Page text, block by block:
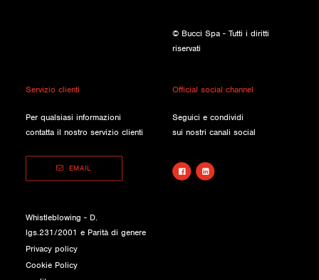
© Bucci Spa - Tutti i diritti
riservati
Servizio clienti
Per qualsiasi informazioni
contatta il nostro servizio clienti
EMAIL
Official social channel
Seguici e condividi
sui nostri canali social
Whistleblowing - D.
lgs.231/2001 e Parità di genere
Privacy policy
Cookie Policy